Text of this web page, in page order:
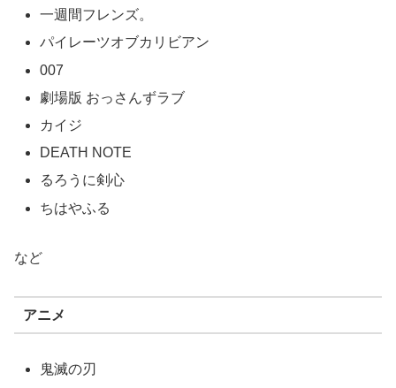
一週間フレンズ。
パイレーツオブカリビアン
007
劇場版 おっさんずラブ
カイジ
DEATH NOTE
るろうに剣心
ちはやふる
など
アニメ
鬼滅の刃